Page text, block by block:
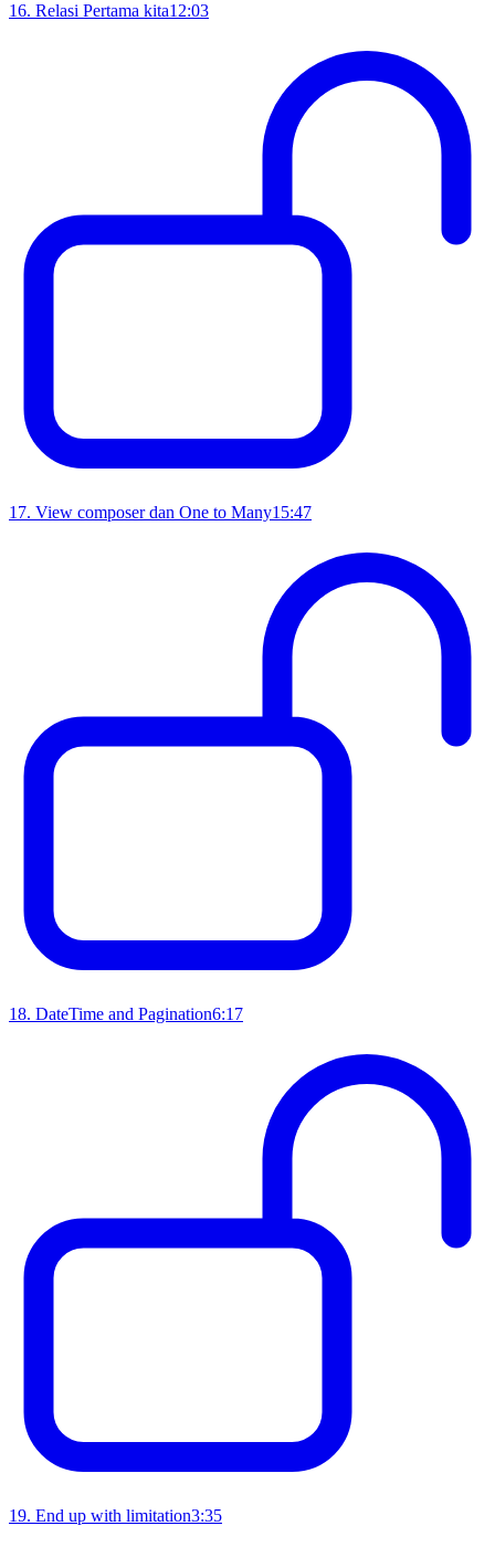
16. Relasi Pertama kita12:03
17. View composer dan One to Many15:47
18. DateTime and Pagination6:17
19. End up with limitation3:35